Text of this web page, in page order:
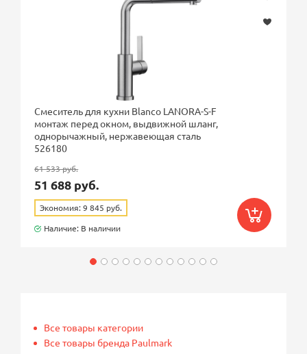
Смеситель для кухни Blanco LANORA-S-F
монтаж перед окном, выдвижной шланг,
однорычажный, нержавеющая сталь
526180
61 533 руб.
51 688 руб.
Экономия: 9 845 руб.
Наличие: В наличии
Все товары категории
Все товары бренда Paulmark